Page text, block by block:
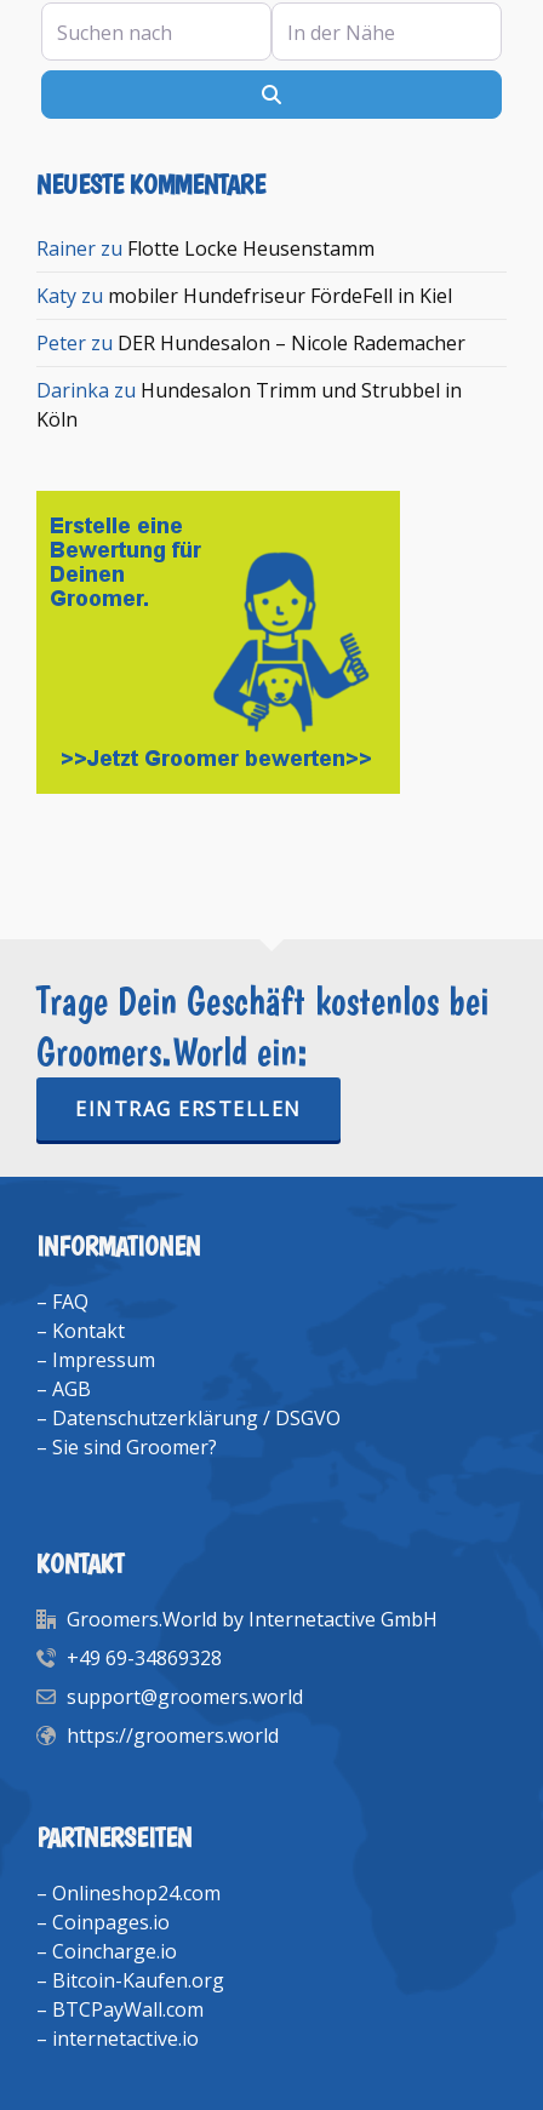
Suchen nach In der Nähe
NEUESTE KOMMENTARE
Rainer zu Flotte Locke Heusenstamm
Katy zu mobiler Hundefriseur FördeFell in Kiel
Peter zu DER Hundesalon – Nicole Rademacher
Darinka zu Hundesalon Trimm und Strubbel in
Köln
Trage Dein Geschäft kostenlos bei
Groomers.World ein:
EINTRAG ERSTELLEN
INFORMATIONEN
– FAQ
– Kontakt
– Impressum
– AGB
– Datenschutzerklärung / DSGVO
– Sie sind Groomer?
KONTAKT
Groomers.World by Internetactive GmbH
+49 69-34869328
support@groomers.world
https://groomers.world
PARTNERSEITEN
– Onlineshop24.com
– Coinpages.io
– Coincharge.io
– Bitcoin-Kaufen.org
– BTCPayWall.com
– internetactive.io